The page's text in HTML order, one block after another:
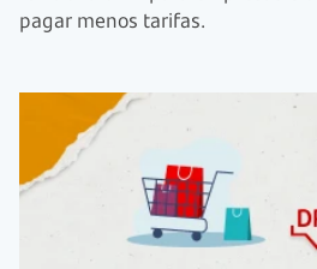
pagar menos tarifas.